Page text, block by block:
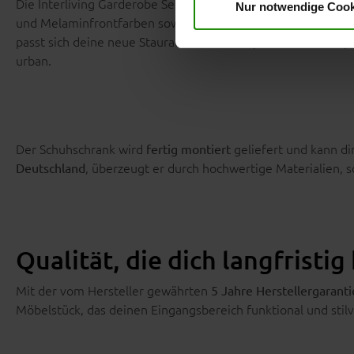
Nur notwendige
und Melaminfrontfarben sowie unterschiedlichen
passt sich deine neue Stauraumkommode perfekt deinem
urban.
Der Schuhschrank wird fertig montiert geliefert und kann
Deutschland, überzeugt er durch hochwertige Materialien,
Qualität, die dich
Mit der vom Hersteller gewährten 5 Jahre
Möbelstück, das deinen Eingangsbereich funktional und